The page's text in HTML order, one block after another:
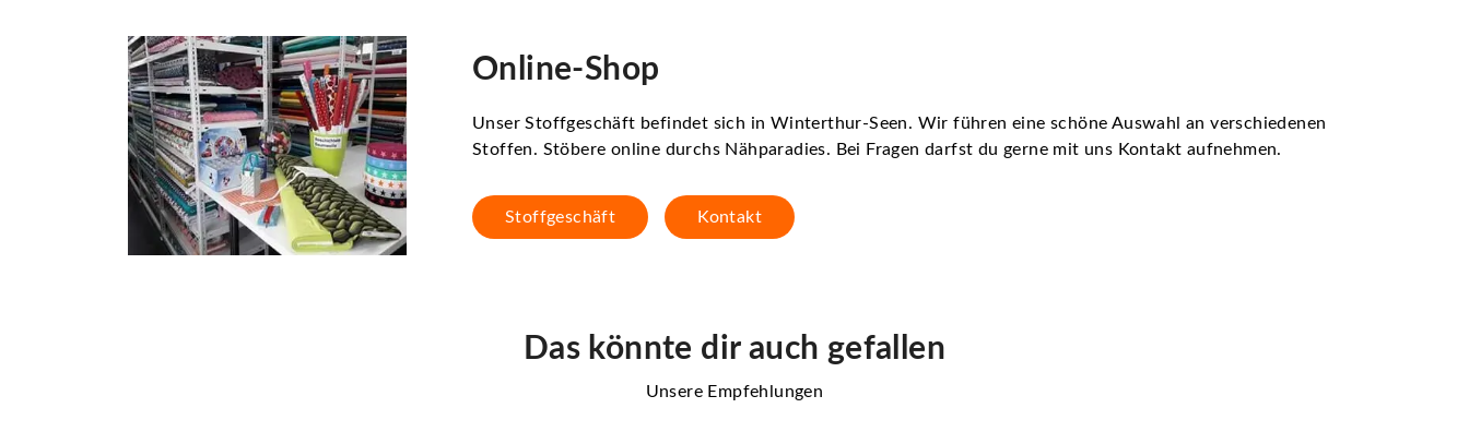
Online-Shop
Unser Stoffgeschäft befindet sich in Winterthur-Seen. Wir führen eine schöne Auswahl an verschiedenen
Stoffen. Stöbere online durchs Nähparadies. Bei Fragen darfst du gerne mit uns Kontakt aufnehmen.
Stoffgeschäft Kontakt
Das könnte dir auch gefallen
Unsere Empfehlungen